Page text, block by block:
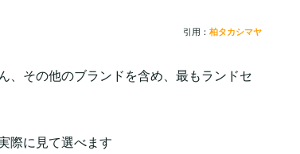
引用：柏タカシマヤ
、その他のブランドを含め、最もランドセ
際に見て選べます